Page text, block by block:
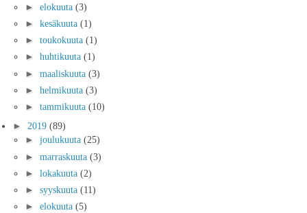
► elokuuta (3)
► kesäkuuta (1)
► toukokuuta (1)
► huhtikuuta (1)
► maaliskuuta (3)
► helmikuuta (3)
► tammikuuta (10)
► 2019 (89)
► joulukuuta (25)
► marraskuuta (3)
► lokakuuta (2)
► syyskuuta (11)
► elokuuta (5)